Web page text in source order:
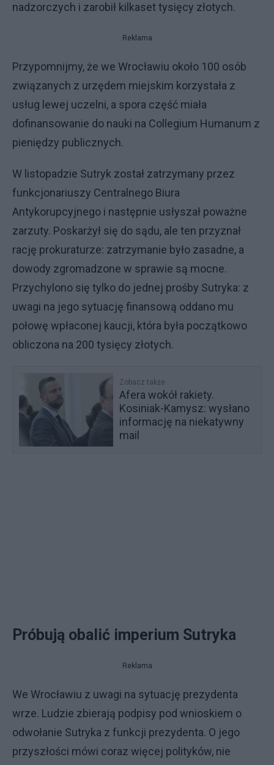
nadzorczych i zarobił kilkaset tysięcy złotych.
Reklama
Przypomnijmy, że we Wrocławiu około 100 osób
związanych z urzędem miejskim korzystała z
usług lewej uczelni, a spora część miała
dofinansowanie do nauki na Collegium Humanum z
pieniędzy publicznych.
W listopadzie Sutryk został zatrzymany przez
funkcjonariuszy Centralnego Biura
Antykorupcyjnego i następnie usłyszał poważne
zarzuty. Poskarżył się do sądu, ale ten przyznał
rację prokuraturze: zatrzymanie było zasadne, a
dowody zgromadzone w sprawie są mocne.
Przychylono się tylko do jednej prośby Sutryka: z
uwagi na jego sytuację finansową oddano mu
połowę wpłaconej kaucji, która była początkowo
obliczona na 200 tysięcy złotych.
Zobacz także
Afera wokół rakiety.
Kosiniak-Kamysz: wysłano
informację na niekatywny
mail
Próbują obalić imperium Sutryka
Reklama
We Wrocławiu z uwagi na sytuację prezydenta
wrze. Ludzie zbierają podpisy pod wnioskiem o
odwołanie Sutryka z funkcji prezydenta. O jego
przyszłości mówi coraz więcej polityków, nie